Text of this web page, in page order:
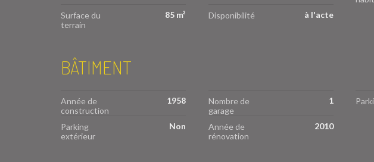
Surface du
terrain
85 m² Disponibilité à l'acte
BÂTIMENT
Année de
construction
1958
Nombre de
garage
1
Parking
extérieur
Non
Année de
rénovation
2010